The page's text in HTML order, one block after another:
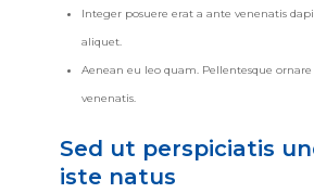
Integer posuere erat a ante venenatis
aliquet.
Aenean eu leo quam. Pellentesque
venenatis.
Sed ut perspiciatis
iste natus